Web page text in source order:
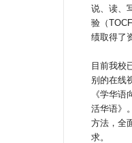
说、读、
验（
绩取得了
目前我校
别的在线
《学华
活华语》
方法，全
求。